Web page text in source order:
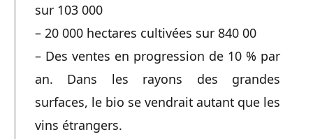
sur 103 000
– 20 000 hectares cultivées sur 840 00
– Des ventes en progression de 10 % par
an. Dans les rayons des grandes
surfaces, le bio se vendrait autant que les
vins étrangers.